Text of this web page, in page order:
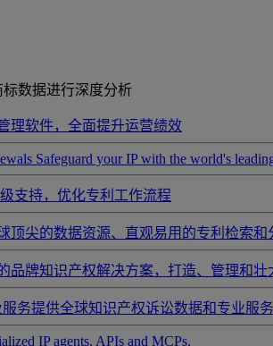
标数据进行深度分析
理软件，全面提升运营绩效
Safeguard your IP with the world's
支持，优化专利工作流程
顶尖的数据资源、直观易用的专利检索
品牌知识产权解决方案，打造、管理和壮
服务提供全球知识产权诉讼数据和专业服
IP agents, APIs and MCPs.